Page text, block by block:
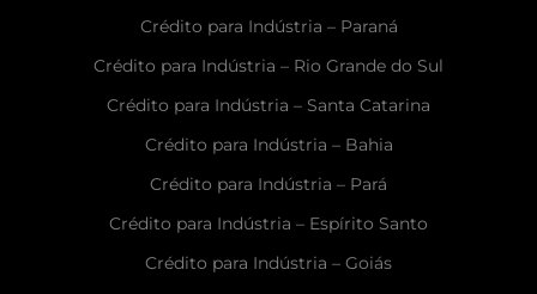
Crédito para Indústria – Paraná
Crédito para Indústria – Rio Grande do Sul
Crédito para Indústria – Santa Catarina
Crédito para Indústria – Bahia
Crédito para Indústria – Pará
Crédito para Indústria – Espírito Santo
Crédito para Indústria – Goiás